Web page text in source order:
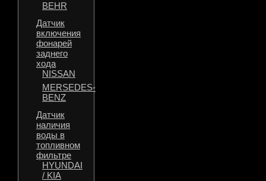
BEHR
Датчик
включения
фонарей
заднего
хода
NISSAN
MERSEDES-
BENZ
Датчик
наличия
воды в
топливном
фильтре
HYUNDAI
/ KIA